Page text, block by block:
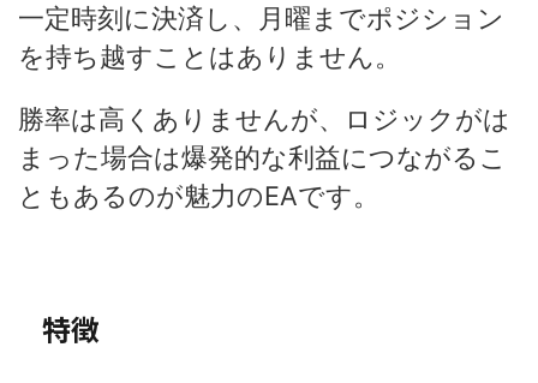
一定時刻に決済し、月曜までポジション
を持ち越すことはありません。
勝率は高くありませんが、ロジックがは
まった場合は爆発的な利益につながるこ
ともあるのが魅力のEAです。
特徴